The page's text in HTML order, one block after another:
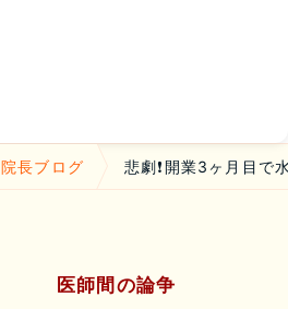
院長ブログ 悲劇❗開業3ヶ月目で
医師間の論争